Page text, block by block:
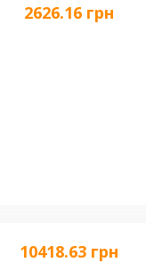
2626.16 грн
10418.63 грн